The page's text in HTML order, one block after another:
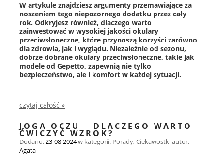
W artykule znajdziesz argumenty przemawiające za
noszeniem tego niepozornego dodatku przez cały
rok. Odkryjesz również, dlaczego warto
zainwestować w wysokiej jakości okulary
przeciwsłoneczne, które przynoszą korzyści zarówno
dla zdrowia, jak i wyglądu. Niezależnie od sezonu,
dobrze dobrane okulary przeciwsłoneczne, takie jak
modele od Gepetto, zapewnią nie tylko
bezpieczeństwo, ale i komfort w każdej sytuacji.
czytaj całość »
JOGA OCZU – DLACZEGO WARTO
ĆWICZYĆ WZROK?
Dodano:23-08-2024w kategorii: Porady,Ciekawostkiautor:
Agata